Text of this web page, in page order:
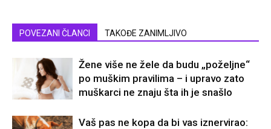
POVEZANI ČLANCI TAKOĐE ZANIMLJIVO
Žene više ne žele da budu „poželjne“
po muškim pravilima – i upravo zato
muškarci ne znaju šta ih je snašlo
Vaš pas ne kopa da bi vas iznervirao: